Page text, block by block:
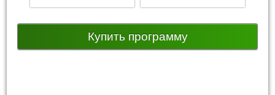
Купить программу